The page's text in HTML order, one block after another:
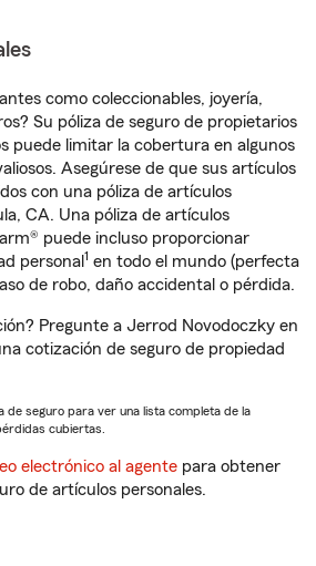
como coleccionables, joyería,
Su póliza de seguro de propietarios
puede limitar la cobertura en algunos
Asegúrese de que sus artículos
con una póliza de artículos
CA. Una póliza de artículos
puede incluso proporcionar
personal 1 en todo el mundo (perfecta
de robo, daño accidental o pérdida.
Pregunte a Jerrod Novodoczky en
cotización de seguro de propiedad
de seguro para ver una lista completa de la
cubiertas.
electrónico al agente para obtener
de artículos personales.